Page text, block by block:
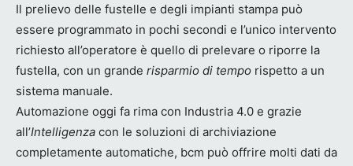
Il prelievo delle fustelle e degli impianti stampa può
essere programmato in pochi secondi e l’unico intervento
richiesto all’operatore è quello di prelevare o riporre la
fustella, con un grande risparmio di tempo rispetto a un
sistema manuale.
Automazione oggi fa rima con Industria 4.0 e grazie
all’Intelligenza con le soluzioni di archiviazione
completamente automatiche, bcm può offrire molti dati da